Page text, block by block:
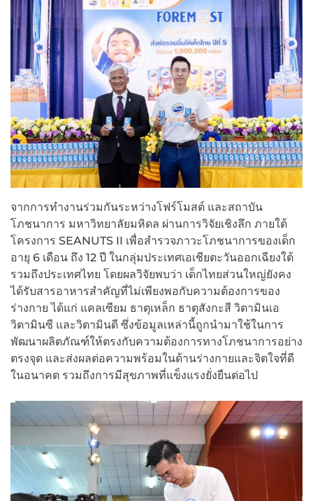
จากการทำงานร่วมกันระหว่างโฟร์โมสต์ และสถาบัน
โภชนาการ มหาวิทยาลัยมหิดล ผ่านการวิจัยเชิงลึก ภายใต้
โครงการ SEANUTS II เพื่อสำรวจภาวะโภชนาการของเด็ก
อายุ 6 เดือน ถึง 12 ปี ในกลุ่มประเทศเอเชียตะวันออกเฉียงใต้
รวมถึงประเทศไทย โดยผลวิจัยพบว่า เด็กไทยส่วนใหญ่ยังคง
ได้รับสารอาหารสำคัญที่ไม่เพียงพอกับความต้องการของ
ร่างกาย ได้แก่ แคลเซียม ธาตุเหล็ก ธาตุสังกะสี วิตามินเอ
วิตามินซี และวิตามินดี ซึ่งข้อมูลเหล่านี้ถูกนำมาใช้ในการ
พัฒนาผลิตภัณฑ์ให้ตรงกับความต้องการทางโภชนาการอย่าง
ตรงจุด และส่งผลต่อความพร้อมในด้านร่างกายและจิตใจที่ดี
ในอนาคต รวมถึงการมีสุขภาพที่แข็งแรงยั่งยืนต่อไป